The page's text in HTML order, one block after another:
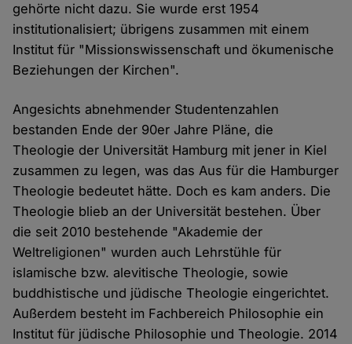
gehörte nicht dazu. Sie wurde erst 1954
institutionalisiert; übrigens zusammen mit einem
Institut für "Missionswissenschaft und ökumenische
Beziehungen der Kirchen".
Angesichts abnehmender Studentenzahlen
bestanden Ende der 90er Jahre Pläne, die
Theologie der Universität Hamburg mit jener in Kiel
zusammen zu legen, was das Aus für die Hamburger
Theologie bedeutet hätte. Doch es kam anders. Die
Theologie blieb an der Universität bestehen. Über
die seit 2010 bestehende "Akademie der
Weltreligionen" wurden auch Lehrstühle für
islamische bzw. alevitische Theologie, sowie
buddhistische und jüdische Theologie eingerichtet.
Außerdem besteht im Fachbereich Philosophie ein
Institut für jüdische Philosophie und Theologie. 2014